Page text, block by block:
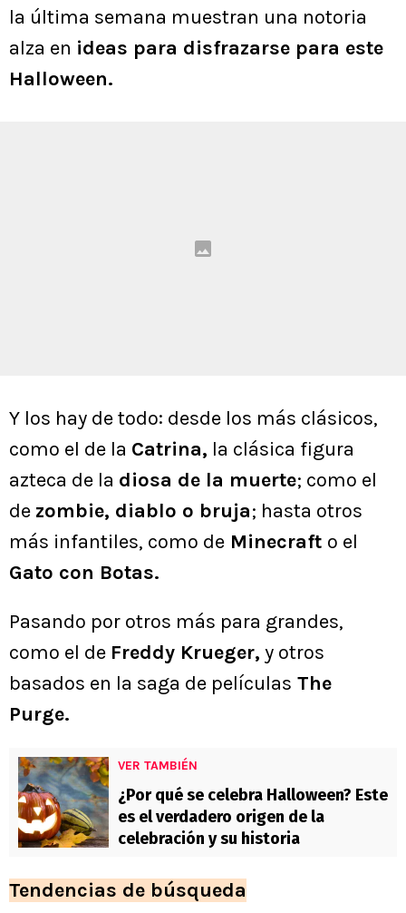
la última semana muestran una notoria
alza en ideas para disfrazarse para este
Halloween.
Y los hay de todo: desde los más clásicos,
como el de la Catrina, la clásica figura
azteca de la diosa de la muerte; como el
de zombie, diablo o bruja; hasta otros
más infantiles, como de Minecraft o el
Gato con Botas.
Pasando por otros más para grandes,
como el de Freddy Krueger, y otros
basados en la saga de películas The
Purge.
VER TAMBIÉN
¿Por qué se celebra Halloween? Este
es el verdadero origen de la
celebración y su historia
Tendencias de búsqueda